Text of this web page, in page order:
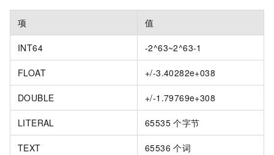
项 值
INT64 -2^63~2^63-1
FLOAT +/-3.40282e+038
DOUBLE +/-1.79769e+308
LITERAL 65535 个字节
TEXT 65536 个词